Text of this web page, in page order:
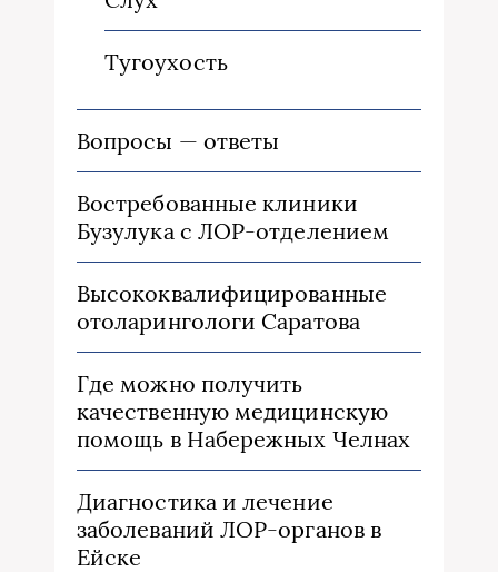
Тугоухость
Вопросы — ответы
Востребованные клиники
Бузулука с ЛОР-отделением
Высококвалифицированные
отоларингологи Саратова
Где можно получить
качественную медицинскую
помощь в Набережных Челнах
Диагностика и лечение
заболеваний ЛОР-органов в
Ейске